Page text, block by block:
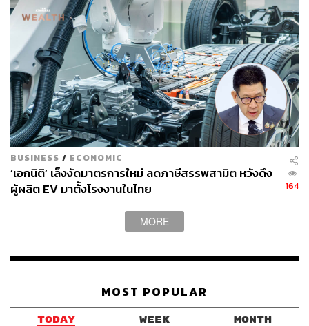
TAGS: คนละครึ่ง พลัส เศรษฐกิจไทย
กระทรวงการคลัง
การลงทุน
หนี้ครัวเรือน
การบริโภค
สำนักงานเศรษฐกิจการคลัง
Thailand
GDP ไทย
วินิจ วิเศษสุวรรณภูมิ
ABOUT THE AUTHOR
Content Creator สำนักข่าว THE
STANDARD WEALTH
BUSINESS / ECONOMIC
‘เอกนิติ’ เล็งงัดมาตรการใหม่ ลดภาษีสรรพสามิต หวังดึง
ผู้ผลิต EV มาตั้งโรงงานในไทย
164
MORE
MOST POPULAR
TODAY WEEK MONTH